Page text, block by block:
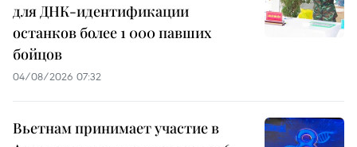
для ДНК-идентификации
останков более 1 000 павших
бойцов
04/08/2026 07:32
Вьетнам принимает участие в